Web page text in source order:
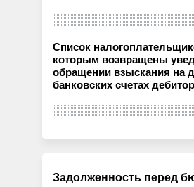
Список
которым возвращены
обращении взыскания на
банковских счетах
Задолженность перед